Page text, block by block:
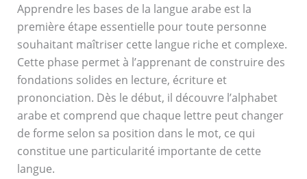
Apprendre les bases de la langue arabe est la
première étape essentielle pour toute personne
souhaitant maîtriser cette langue riche et complexe.
Cette phase permet à l’apprenant de construire des
fondations solides en lecture, écriture et
prononciation. Dès le début, il découvre l’alphabet
arabe et comprend que chaque lettre peut changer
de forme selon sa position dans le mot, ce qui
constitue une particularité importante de cette
langue.